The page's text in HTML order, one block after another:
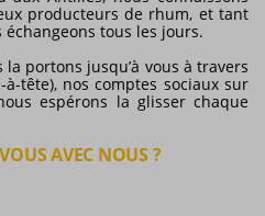
producteurs de rhum, et tant
tous les jours.
portons jusqu’à vous à travers
tête), nos comptes sociaux sur
espérons la glisser chaque
AVEC NOUS ?